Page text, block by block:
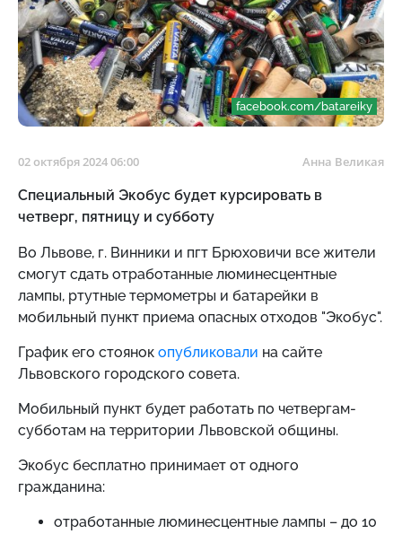
facebook.com/batareiky
02 октября 2024 06:00 Анна Великая
Специальный Экобус будет курсировать в
четверг, пятницу и субботу
Во Львове, г. Винники и пгт Брюховичи все жители
смогут сдать отработанные люминесцентные
лампы, ртутные термометры и батарейки в
мобильный пункт приема опасных отходов "Экобус".
График его стоянок опубликовали на сайте
Львовского городского совета.
Мобильный пункт будет работать по четвергам-
субботам на территории Львовской общины.
Экобус бесплатно принимает от одного
гражданина:
отработанные люминесцентные лампы – до 10